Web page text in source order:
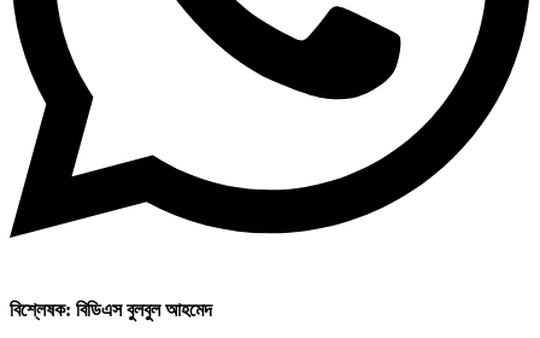
বিশ্লেষক: বিডিএস বুলবুল আহমেদ